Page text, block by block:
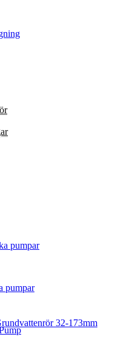
pumpar
pumpar
32-173mm